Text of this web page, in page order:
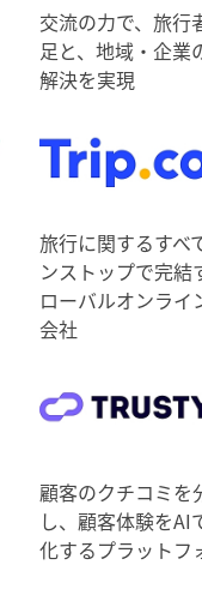
交流の力で、旅行
足と、地域・企業
解決を実現
旅行に関するすべ
ンストップで完結
ローバルオンライ
会社
顧客のクチコミを
し、顧客体験をAI
化するプラットフ